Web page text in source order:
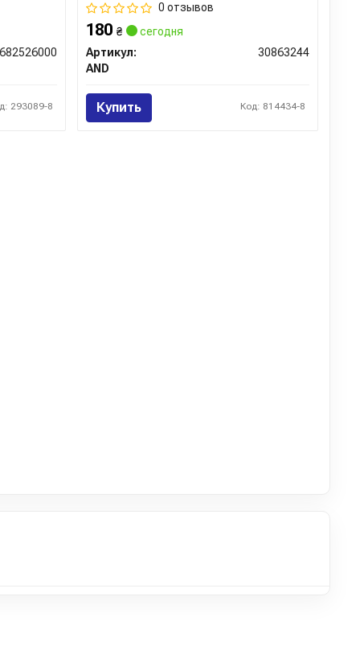
293089-8
0 отзывов
180₴
сегодня
Артикул:
30863244
AND
Купить Код: 814434-8